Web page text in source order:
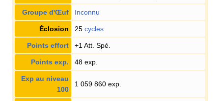
Groupe d'Œuf Inconnu
Éclosion 25 cycles
Points effort +1 Att. Spé.
Points exp. 48 exp.
Exp au niveau
100
1 059 860 exp.